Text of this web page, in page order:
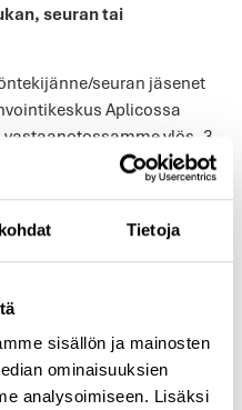
Tietoja
sisällön ja mainosten
ominaisuuksien
analysoimiseen. Lisäksi
seuran tai
seuran jäsenet
Aplicossa
ylös. 3
seura palkitaan 1000 €,
saa käyttää
vaan se on
mukaan:
petra.lindberg@aplico.fi.
lipukkeita, joilla